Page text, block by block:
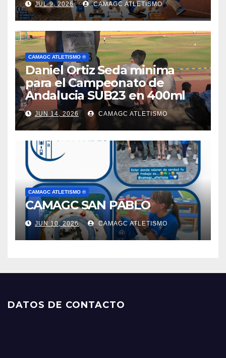
JUL 9, 2026 CAMAGC ATLETISMO
CAMAGC ATLETISMO ®
Daniel Ortiz Seda minima
para el Campeonato de
Andalucia SUB23 en 400ml
JUN 14, 2026 CAMAGC ATLETISMO
CAMAGC ATLETISMO ®
CAMAGC SAN PABLO
JUN 10, 2026 CAMAGC ATLETISMO
DATOS DE CONTACTO